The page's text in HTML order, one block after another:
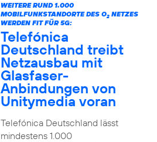
WEITERE RUND 1.000
MOBILFUNKSTANDORTE DES O2NETZES
WERDEN FIT FÜR 5G:
Telefónica
Deutschland treibt
Netzausbau mit
Glasfaser-
Anbindungen von
Unitymedia voran
Telefónica Deutschland lässt
mindestens 1.000